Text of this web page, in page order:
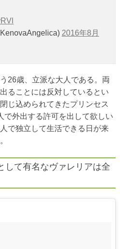
2016年8月
26歳、立派な大人である。両
ることには反対しているとい
じ込められてきたプリンセス
で外出する許可を出して欲しい
で独立して生活できる日が来
して有名なヴァレリアは全